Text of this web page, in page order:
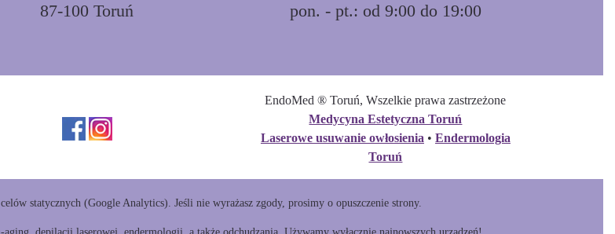
87-100 Toruń
pon. - pt.: od 9:00 do 19:00
EndoMed ® Toruń, Wszelkie prawa zastrzeżone
Medycyna Estetyczna Toruń
Laserowe usuwanie owłosienia • Endermologia
Toruń
statycznych (Google Analytics). Jeśli nie wyrażasz zgody, prosimy o opuszczenie strony.